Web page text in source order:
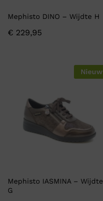
Mephisto DINO – Wijdte H
€ 229,95
Nieuw
Mephisto IASMINA – Wijdte
G